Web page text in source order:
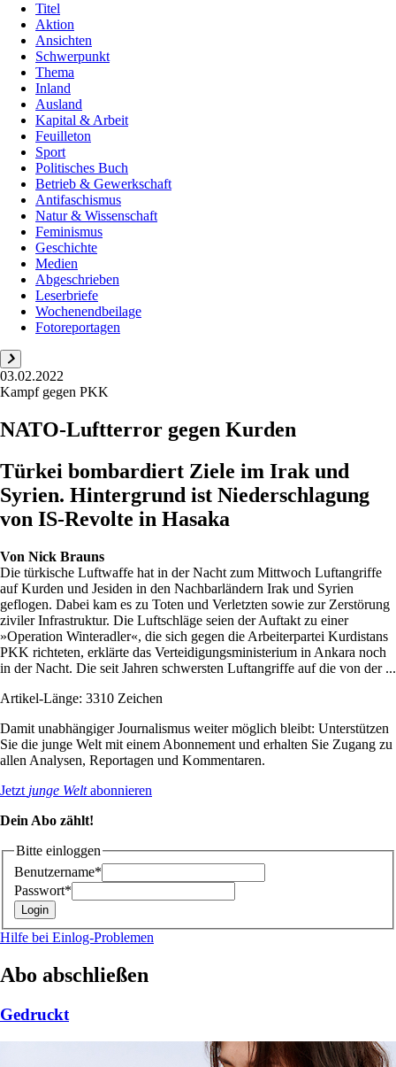
Titel
Aktion
Ansichten
Schwerpunkt
Thema
Inland
Ausland
Kapital & Arbeit
Feuilleton
Sport
Politisches Buch
Betrieb & Gewerkschaft
Antifaschismus
Natur & Wissenschaft
Feminismus
Geschichte
Medien
Abgeschrieben
Leserbriefe
Wochenendbeilage
Fotoreportagen
03.02.2022
Kampf gegen PKK
NATO-Luftterror gegen Kurden
Türkei bombardiert Ziele im Irak und
Syrien. Hintergrund ist Niederschlagung
von IS-Revolte in Hasaka
Von Nick Brauns
Die türkische Luftwaffe hat in der Nacht zum Mittwoch Luftangriffe
auf Kurden und Jesiden in den Nachbarländern Irak und Syrien
geflogen. Dabei kam es zu Toten und Verletzten sowie zur Zerstörung
ziviler Infrastruktur. Die Luftschläge seien der Auftakt zu einer
»Operation Winteradler«, die sich gegen die Arbeiterpartei Kurdistans
PKK richteten, erklärte das Verteidigungsministerium in Ankara noch
in der Nacht. Die seit Jahren schwersten Luftangriffe auf die von der ...
Artikel-Länge: 3310 Zeichen
Damit unabhängiger Journalismus weiter möglich bleibt: Unterstützen
Sie die junge Welt mit einem Abonnement und erhalten Sie Zugang zu
allen Analysen, Reportagen und Kommentaren.
Jetzt junge Weltabonnieren
Dein Abo zählt!
Bitte einloggen
Benutzername*
Passwort*
Hilfe bei Einlog-Problemen
Abo abschließen
Gedruckt